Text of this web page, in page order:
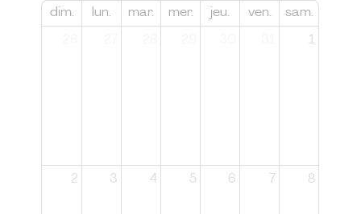
dim. lun. mar. mer. jeu. ven. sam.
1
2 3 4 5 6 7 8